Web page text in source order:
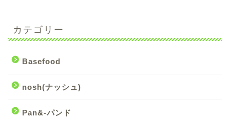
カテゴリー
Basefood
nosh(ナッシュ)
Pan&-パンド